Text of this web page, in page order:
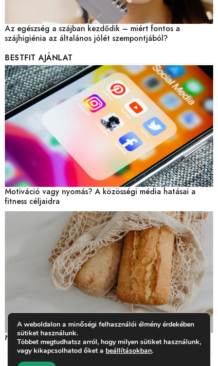
Az egészség a szájban kezdődik – miért fontos a
szájhigiénia az általános jólét szempontjából?
BESTFIT AJÁNLAT
Motiváció vagy nyomás? A közösségi média hatásai a
fitness céljaidra
Miben van glutén? Mit jelent a gluténérzékenység?
A weboldalon a minőségi felhasználói élmény érdekében
sütiket használunk.
Többet megtudhatsz arról, hogy milyen sütiket használunk,
vagy kikapcsolhatod őket a beállításokban.